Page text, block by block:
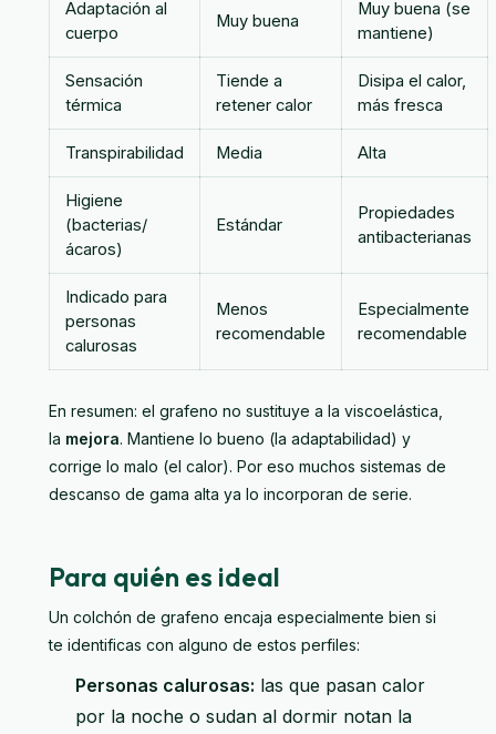
Adaptación al
cuerpo
Muy buena
Muy buena (se
mantiene)
Sensación
térmica
Tiende a
retener calor
Disipa el calor,
más fresca
Transpirabilidad Media Alta
Higiene
(bacterias/
ácaros)
Estándar
Propiedades
antibacterianas
Indicado para
personas
calurosas
Menos
recomendable
Especialmente
recomendable
En resumen: el grafeno no sustituye a la viscoelástica,
la mejora. Mantiene lo bueno (la adaptabilidad) y
corrige lo malo (el calor). Por eso muchos sistemas de
descanso de gama alta ya lo incorporan de serie.
Para quién es ideal
Un colchón de grafeno encaja especialmente bien si
te identificas con alguno de estos perfiles:
Personas calurosas: las que pasan calor
por la noche o sudan al dormir notan la